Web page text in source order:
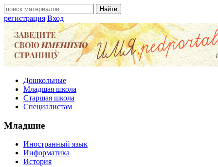
регистрация Вход
Дошкольные
Младшая школа
Старшая школа
Специалистам
Младшие
Иностранный язык
Информатика
История